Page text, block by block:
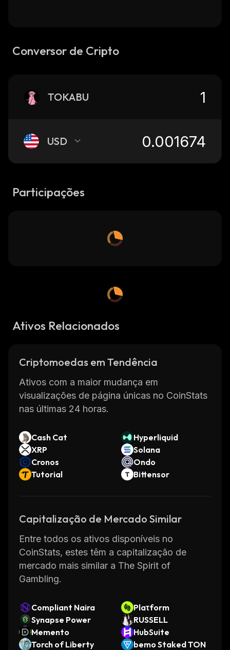
Conversor de Cripto
TOKABU
USD
Participações
Ativos Relacionados
Criptomoedas em Tendência
Ativos com a maior mudança em
visualizações de página únicas no CoinStats
nas últimas 24 horas.
Cash Cat
Hyperliquid
XRP
Solana
Cronos
Ondo
Tutorial
Bittensor
Capitalização de Mercado Similar
Entre todos os ativos disponíveis no
CoinStats, estes têm a capitalização de
mercado mais similar a The Spirit of
Gambling.
Compliant Naira
Plaτform
Synapse Power
RUSSELL
Memento
HubSuite
Torch of Liberty
bemo Staked TON